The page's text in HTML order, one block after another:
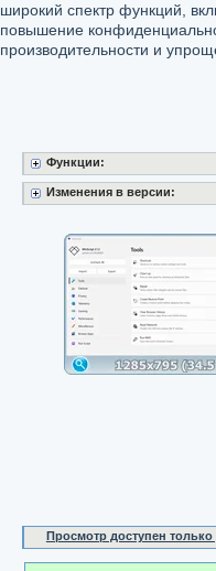
широкий спектр функций,
повышение
производительности и
Функции:
Изменения в версии:
Просмотр доступен